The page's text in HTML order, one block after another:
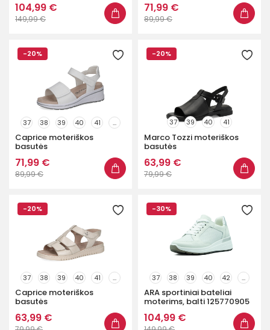
104,99 €
149,99 €
71,99 €
89,99 €
-20%
37 38 39 40 41 ...
Caprice moteriškos
basutės
71,99 €
89,99 €
-20%
37 39 40 41
Marco Tozzi moteriškos
basutės
63,99 €
79,99 €
-20%
37 38 39 40 41 ...
Caprice moteriškos
basutės
63,99 €
-30%
37 38 39 40 42 ...
ARA sportiniai bateliai
moterims, balti 125770905
104,99 €